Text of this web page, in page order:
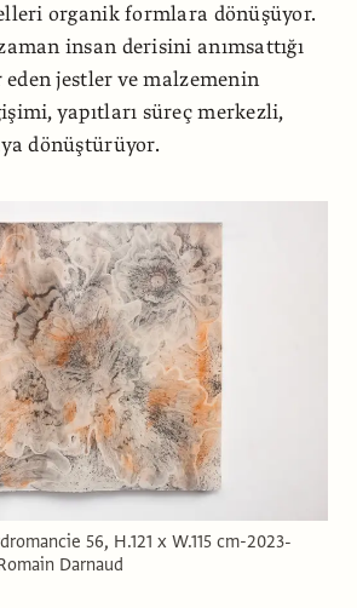
organik formlara dönüşüyor.
insan derisini anımsattığı
jestler ve malzemenin
yapıtları süreç merkezli,
dönüştürüyor.
56, H.121 x W.115 cm-2023-
Darnaud